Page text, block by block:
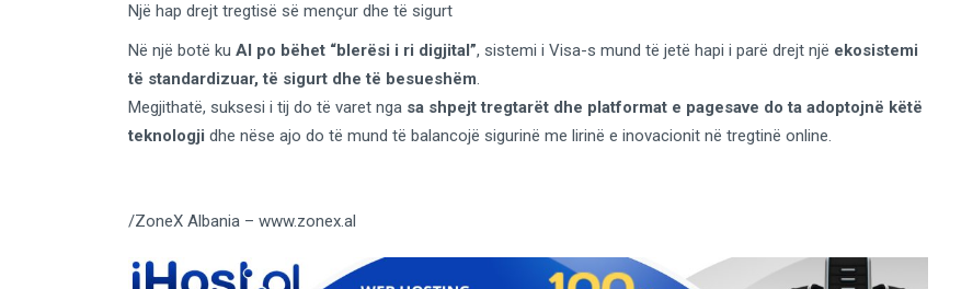
Një hap drejt tregtisë së mençur dhe të sigurt
Në një botë ku AI po bëhet “blerësi i ri digjital”, sistemi i Visa-s mund të jetë hapi i parë drejt një ekosistemi
të standardizuar, të sigurt dhe të besueshëm.
Megjithatë, suksesi i tij do të varet nga sa shpejt tregtarët dhe platformat e pagesave do ta adoptojnë këtë
teknologji dhe nëse ajo do të mund të balancojë sigurinë me lirinë e inovacionit në tregtinë online.
/ZoneX Albania – www.zonex.al